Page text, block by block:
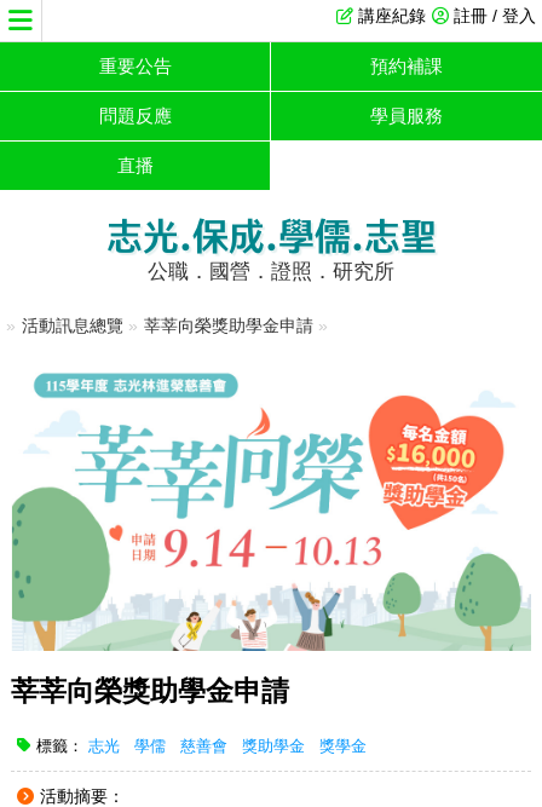
註冊 / 登入
講座紀錄
重要公告 預約補課
問題反應 學員服務
直播
志光.保成.學儒.志聖
公職．國營．證照．研究所
» 活動訊息總覽 » 莘莘向榮獎助學金申請 »
莘莘向榮獎助學金申請
標籤： 志光 學儒 慈善會 獎助學金 獎學金
活動摘要：